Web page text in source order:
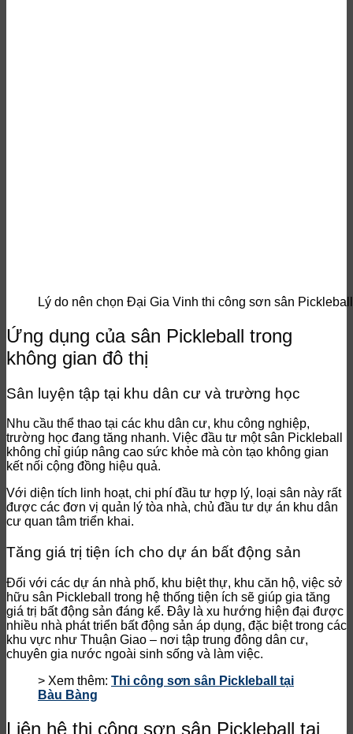
Lý do nên chọn Đại Gia Vinh thi công sơn sân Pickleball
Ứng dụng của sân Pickleball trong
không gian đô thị
Sân luyện tập tại khu dân cư và trường học
Nhu cầu thể thao tại các khu dân cư, khu công nghiệp,
trường học đang tăng nhanh. Việc đầu tư một sân Pickleball
không chỉ giúp nâng cao sức khỏe mà còn tạo không gian
kết nối cộng đồng hiệu quả.
Với diện tích linh hoạt, chi phí đầu tư hợp lý, loại sân này rất
được các đơn vị quản lý tòa nhà, chủ đầu tư dự án khu dân
cư quan tâm triển khai.
Tăng giá trị tiện ích cho dự án bất động sản
Đối với các dự án nhà phố, khu biệt thự, khu căn hộ, việc sở
hữu sân Pickleball trong hệ thống tiện ích sẽ giúp gia tăng
giá trị bất động sản đáng kể. Đây là xu hướng hiện đại được
nhiều nhà phát triển bất động sản áp dụng, đặc biệt trong các
khu vực như Thuận Giao – nơi tập trung đông dân cư,
chuyên gia nước ngoài sinh sống và làm việc.
> Xem thêm: Thi công sơn sân Pickleball tại
Bàu Bàng
Liên hệ thi công sơn sân Pickleball tại